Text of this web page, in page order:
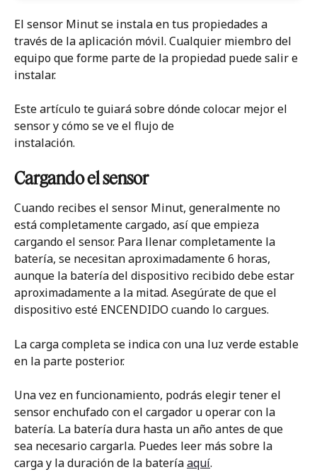
El sensor Minut se instala en tus propiedades a
través de la aplicación móvil. Cualquier miembro del
equipo que forme parte de la propiedad puede salir e
instalar.
Este artículo te guiará sobre dónde colocar mejor el
sensor y cómo se ve el flujo de
instalación.
Cargando el sensor
Cuando recibes el sensor Minut, generalmente no
está completamente cargado, así que empieza
cargando el sensor. Para llenar completamente la
batería, se necesitan aproximadamente 6 horas,
aunque la batería del dispositivo recibido debe estar
aproximadamente a la mitad. Asegúrate de que el
dispositivo esté ENCENDIDO cuando lo cargues.
La carga completa se indica con una luz verde estable
en la parte posterior.
Una vez en funcionamiento, podrás elegir tener el
sensor enchufado con el cargador u operar con la
batería. La batería dura hasta un año antes de que
sea necesario cargarla. Puedes leer más sobre la
carga y la duración de la batería aquí.